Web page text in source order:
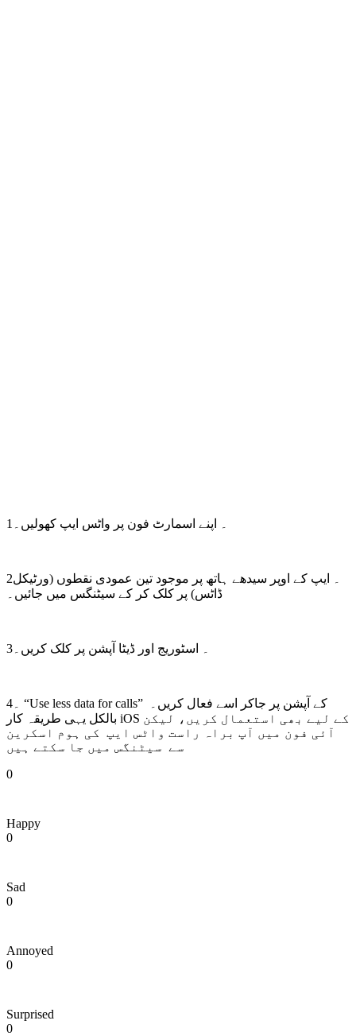
1۔ اپنے اسمارٹ فون پر واٹس ایپ کھولیں۔
2۔ ایپ کے اوپر سیدھے ہاتھ پر موجود تین عمودی نقطوں (ورٹیکل
ڈاٹس) پر کلک کر کے سیٹنگس میں جائیں۔
3۔ اسٹوریج اور ڈیٹا آپشن پر کلک کریں۔
4۔ “Use less data for calls” کے آپشن پر جاکر اسے فعال کریں۔
بالکل یہی طریقہ کار iOS کے لیے بھی استعمال کریں، لیکن
آئی فون میں آپ براہ راست واٹس ایپ کی ہوم اسکرین
سے سیٹنگس میں جا سکتے ہیں
0
Happy
0
Sad
0
Annoyed
0
Surprised
0